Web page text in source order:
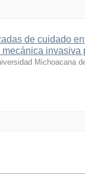
de cuidado
invasiva
Michoacana